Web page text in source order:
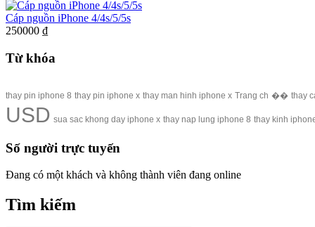
Cáp nguồn iPhone 4/4s/5/5s
250000 ₫
Từ khóa
thay pin iphone 8 thay pin iphone x thay man hinh iphone x Trang ch �� thay
USD sua sac khong day iphone x thay nap lung iphone 8 thay kinh
Số người trực tuyến
Đang có một khách và không thành viên đang online
Tìm kiếm